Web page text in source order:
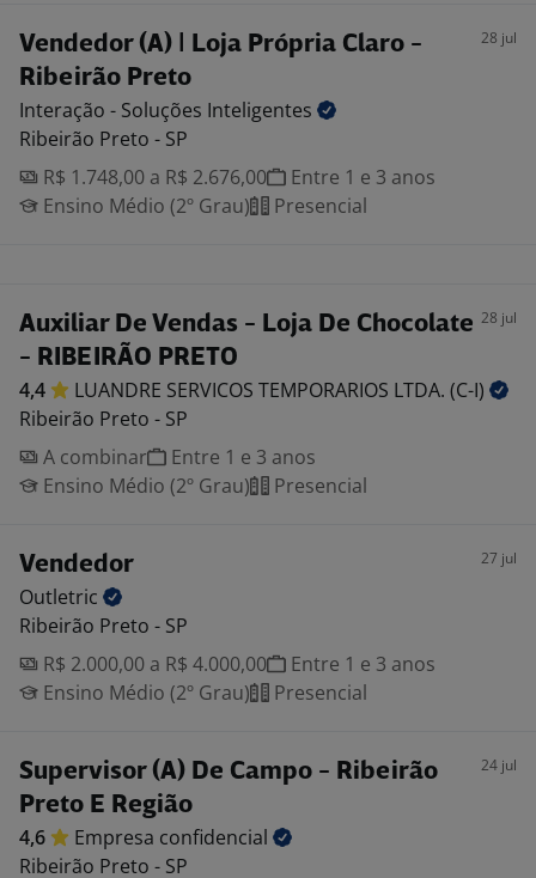
Vendedor (A) | Loja Própria Claro -
Ribeirão Preto
28 jul
Interação - Soluções Inteligentes
Ribeirão Preto - SP
R$ 1.748,00 a R$ 2.676,00
Entre 1 e 3 anos
Ensino Médio (2º Grau)
Presencial
Auxiliar De Vendas - Loja De Chocolate
- RIBEIRÃO PRETO
28 jul
4,4 LUANDRE SERVICOS TEMPORARIOS LTDA. (C-I)
Ribeirão Preto - SP
A combinar
Entre 1 e 3 anos
Ensino Médio (2º Grau)
Presencial
Vendedor 27 jul
Outletric
Ribeirão Preto - SP
R$ 2.000,00 a R$ 4.000,00
Entre 1 e 3 anos
Ensino Médio (2º Grau)
Presencial
Supervisor (A) De Campo - Ribeirão
Preto E Região
24 jul
4,6 Empresa confidencial
Ribeirão Preto - SP